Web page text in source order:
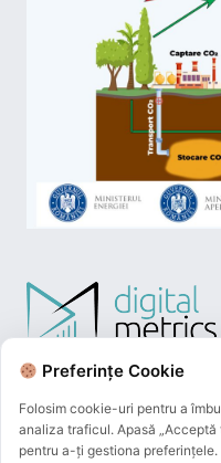
Preferințe Cookie
Folosim cookie-uri pentru a
analiza traficul. Apasă
pentru a-ți gestiona preferințele.